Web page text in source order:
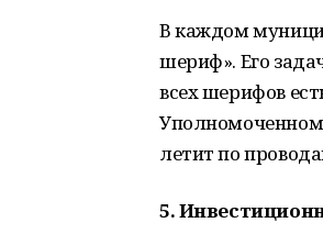
В каждом
шериф». Его
всех шерифов
летит по
5.